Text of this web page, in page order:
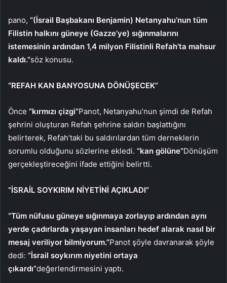
pano, “(İsrail Başbakanı Benjamin) Netanyahu’nun tüm
Filistin halkını güneye (Gazze’ye) sığınmalarını
istemesinin ardından 1,4 milyon Filistinli Refah’ta mahsur
kaldı.”söz konusu.
“REFAH KAN BANYOSUNA DÖNÜŞECEK”
Önce “kırmızı çizgi”Panot, Netanyahu’nun şimdi de Refah
şehrini oluşturan Refah şehrine saldırı başlattığını
belirterek, Refah’taki bu saldırılardan tüm derneklerin
sorumlu olduğunu sözlerine ekledi. “kan gölüne”Dönüşüm
gerçekleştireceğini ifade ettiğini belirtti.
“İSRAİL SOYKIRIM NİYETİNİ AÇIKLADI”
“Tüm nüfusu güneye sığınmaya zorlayıp ardından aynı
yerde çadırlarda yaşayan insanları hedef alarak nasıl bir
mesaj veriliyor bilmiyorum.”Panot şöyle davranarak şöyle
dedi: “İsrail soykırım niyetini ortaya
çıkardı”değerlendirmesini yaptı.